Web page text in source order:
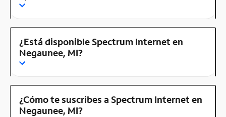
¿Está disponible Spectrum Internet en
Negaunee, MI?
¿Cómo te suscribes a Spectrum Internet en
Negaunee, MI?